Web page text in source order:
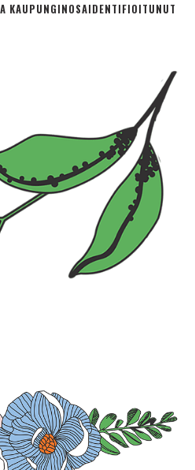
KAUPUNGINOSA­IDENTIFIOITUNUT